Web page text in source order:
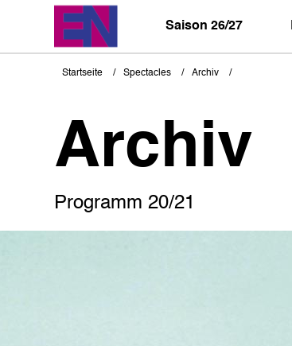
Saison 26/27
Pfadnavigation
Startseite Spectacles Archiv
Archiv
Programm 20/21